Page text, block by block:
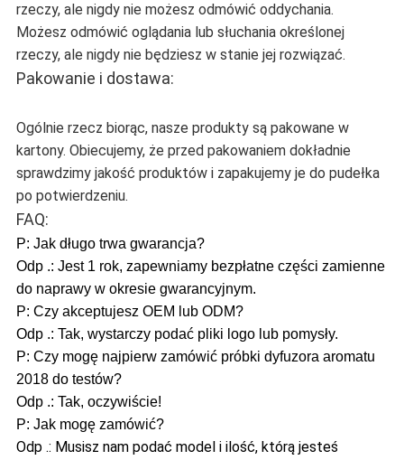
rzeczy, ale nigdy nie możesz odmówić oddychania.
Możesz odmówić oglądania lub słuchania określonej
rzeczy, ale nigdy nie będziesz w stanie jej rozwiązać.
Pakowanie i dostawa:
Ogólnie rzecz biorąc, nasze produkty są pakowane w
kartony. Obiecujemy, że przed pakowaniem dokładnie
sprawdzimy jakość produktów i zapakujemy je do pudełka
po potwierdzeniu.
FAQ:
P: Jak długo trwa gwarancja?
Odp .: Jest 1 rok, zapewniamy bezpłatne części zamienne
do naprawy w okresie gwarancyjnym.
P: Czy akceptujesz OEM lub ODM?
Odp .: Tak, wystarczy podać pliki logo lub pomysły.
P: Czy mogę najpierw zamówić próbki dyfuzora aromatu
2018 do testów?
Odp .: Tak, oczywiście!
P: Jak mogę zamówić?
Odp .: Musisz nam podać model i ilość, którą jesteś